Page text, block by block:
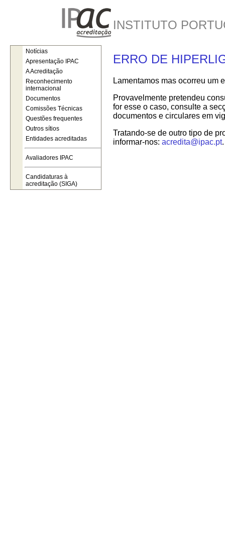
INSTITUTO
ERRO DE
Lamentamos mas ocorreu um
Provavelmente pretendeu
for esse o caso, consulte a
documentos e circulares em
Tratando-se de outro tipo de
informar-nos: acredita@ipac.pt.
Notícias
Apresentação IPAC
A Acreditação
Reconhecimento
internacional
Documentos
Comissões Técnicas
Questões frequentes
Outros sítios
Entidades acreditadas
Avaliadores IPAC
Candidaturas à
acreditação (SIGA)